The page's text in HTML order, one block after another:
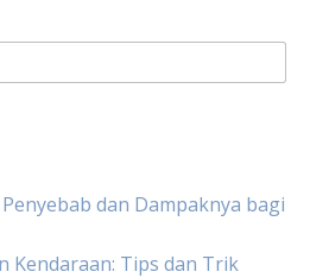
dan Dampaknya bagi
Kendaraan: Tips dan Trik